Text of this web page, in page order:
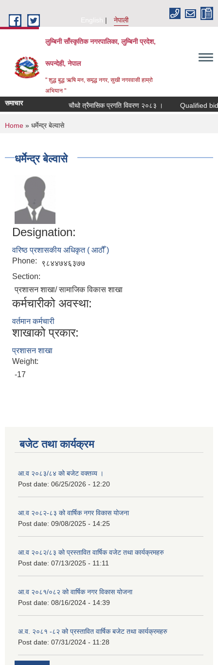
English
नेपाली
लुम्बिनी साँस्कृतिक नगरपालिका, लुम्बिनी प्रदेश,
रूपन्देही, नेपाल
" शुद्ध बुद्ध ऋषि मन, समृद्ध नगर, सुखी नगरवासी हाम्रो
अभियान "
समाचार चौथो त्रैमासिक प्रगति विवरण २०८३ । Qualified bidders
You are here
Home » धर्मेन्द्र बेल्वासे
धर्मेन्द्र बेल्वासे
Designation:
वरिष्ठ प्रशासकीय अधिकृत ( आठौँ )
Phone:
९८४४७४६३७७
Section:
प्रशासन शाखा/ सामाजिक विकास शाखा
कर्मचारीको अवस्था:
वर्तमान कर्मचारी
शाखाको प्रकार:
प्रशासन शाखा
Weight:
-17
बजेट तथा कार्यक्रम
आ.व २०८३/८४ को बजेट वक्तव्य ।
Post date: 06/25/2026 - 12:20
आ.व २०८२-८३ को वार्षिक नगर विकास योजना
Post date: 09/08/2025 - 14:25
आ.व २०८२/८३ को प्रस्तावित वार्षिक वजेट तथा कार्यक्रमहरु
Post date: 07/13/2025 - 11:11
आ.व २०८१/०८२ को वार्षिक नगर विकास योजना
Post date: 08/16/2024 - 14:39
अ.व. २०८१ -८२ को प्रस्तावित वार्षिक बजेट तथा कार्यक्रमहरु
Post date: 07/31/2024 - 11:28